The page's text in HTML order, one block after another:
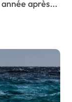
après...